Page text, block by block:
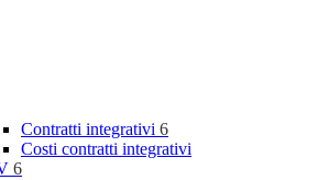
Contratti integrativi 6
Costi contratti integrativi
6